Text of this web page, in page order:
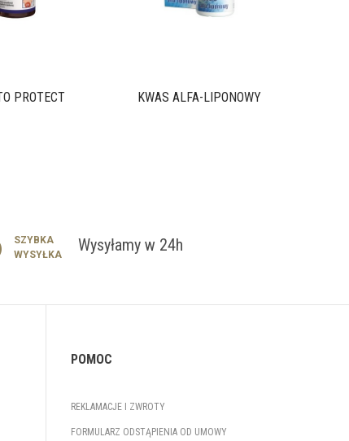
PROTECT KWAS ALFA-LIPONOWY
SZYBKA
WYSYŁKA
Wysyłamy w 24h
POMOC
REKLAMACJE I ZWROTY
FORMULARZ ODSTĄPIENIA OD UMOWY